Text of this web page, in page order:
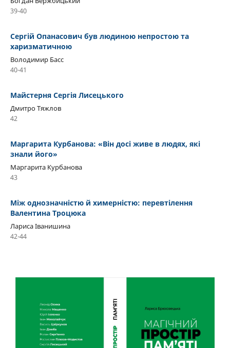
39-40
Сергій Опанасович був людиною непростою та
харизматичною
Володимир Басс
40-41
Майстерня Сергія Лисецького
Дмитро Тяжлов
42
Маргарита Курбанова: «Він досі живе в людях, які
знали його»
Маргарита Курбанова
43
Між однозначністю й химерністю: перевтілення
Валентина Троцюка
Лариса Іванишина
42-44